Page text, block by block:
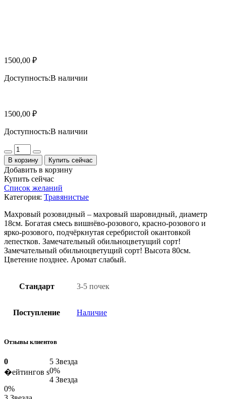
1500,00 ₽
Доступность:В наличии
1500,00 ₽
Доступность:В наличии
Количество
В корзину Купить сейчас
Добавить в корзину
Купить сейчас
Список желаний
Категория: Травянистые
Махровый розовидный – махровый шаровидный, диаметр
18см. Богатая смесь вишнёво-розового, красно-розового и
ярко-розового, подчёркнутая серебристой окантовкой
лепестков. Замечательный обильноцветущий сорт!
Замечательный обильноцветущий сорт! Высота 80см.
Цветение позднее. Аромат слабый.
Стандарт 3-5 почек
Поступление Наличие
Отзывы клиентов
0
�ейтингов s
5 Звезда
0%
4 Звезда
0%